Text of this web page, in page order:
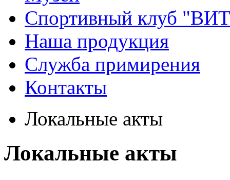
Спортивный клуб
Наша продукция
Служба примирения
Контакты
Локальные акты
Локальные акты